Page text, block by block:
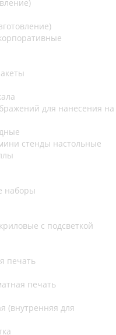
для нанесения на
стенды настольные
наборы
с подсветкой
печать
печать
(внутренняя для